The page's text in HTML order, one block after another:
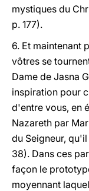
mystiques du
p. 177).
6. Et maintenant
vôtres se
Dame de Jasna
inspiration pour
d'entre vous, en
Nazareth par
du Seigneur,
38). Dans ces
façon le
moyennant